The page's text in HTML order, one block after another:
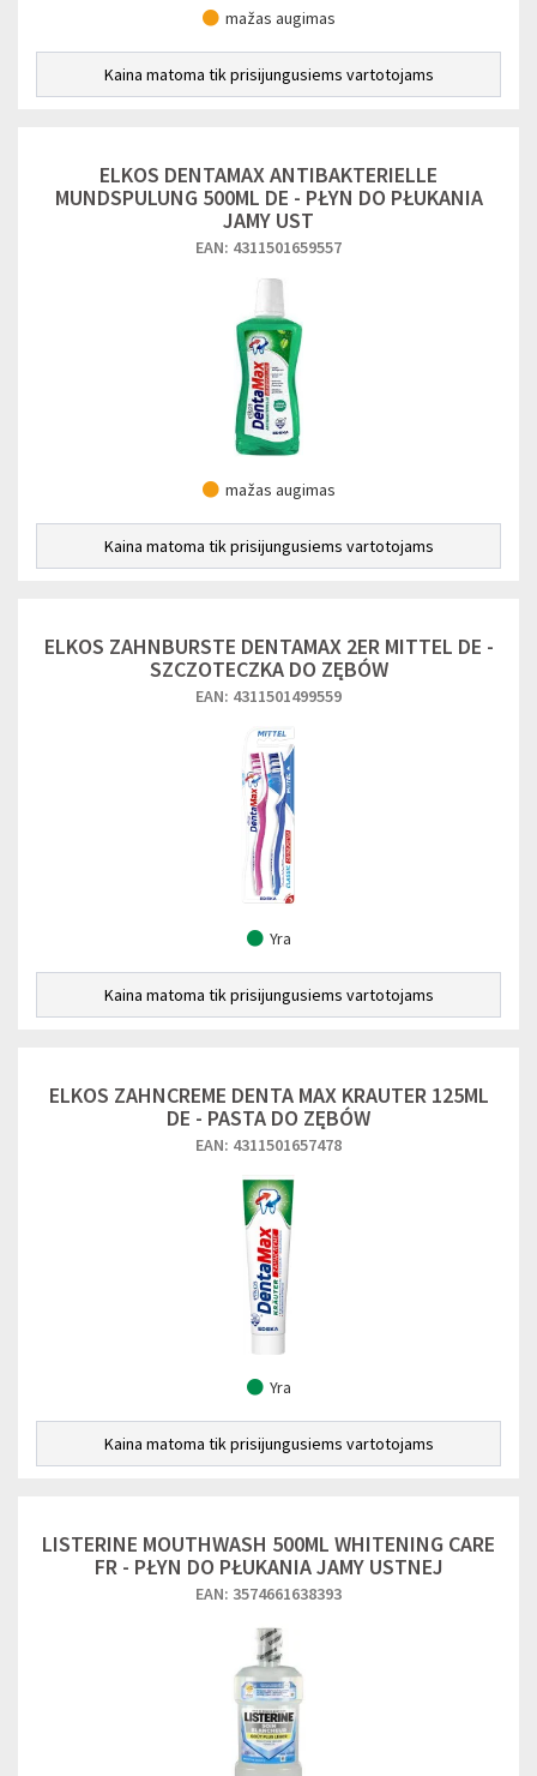
mažas augimas
Kaina matoma tik prisijungusiems vartotojams
ELKOS DENTAMAX ANTIBAKTERIELLE
MUNDSPULUNG 500ML DE - PŁYN DO PŁUKANIA
JAMY UST
EAN: 4311501659557
mažas augimas
Kaina matoma tik prisijungusiems vartotojams
ELKOS ZAHNBURSTE DENTAMAX 2ER MITTEL DE -
SZCZOTECZKA DO ZĘBÓW
EAN: 4311501499559
Yra
Kaina matoma tik prisijungusiems vartotojams
ELKOS ZAHNCREME DENTA MAX KRAUTER 125ML
DE - PASTA DO ZĘBÓW
EAN: 4311501657478
Yra
Kaina matoma tik prisijungusiems vartotojams
LISTERINE MOUTHWASH 500ML WHITENING CARE
FR - PŁYN DO PŁUKANIA JAMY USTNEJ
EAN: 3574661638393